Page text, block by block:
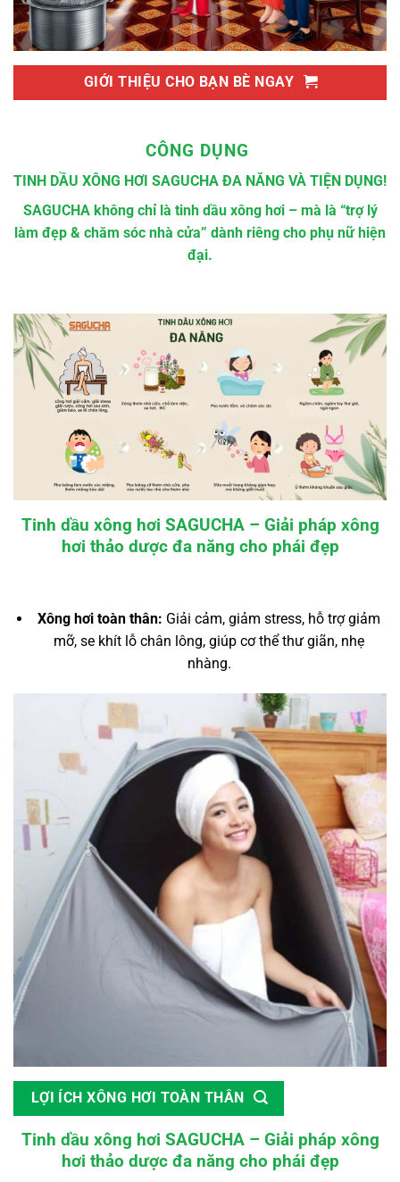
GIỚI THIỆU CHO BẠN BÈ NGAY
CÔNG DỤNG
TINH DẦU XÔNG HƠI SAGUCHA ĐA NĂNG VÀ TIỆN DỤNG!
SAGUCHA không chỉ là tinh dầu xông hơi – mà là “trợ lý
làm đẹp & chăm sóc nhà cửa” dành riêng cho phụ nữ hiện
đại.
Tinh dầu xông hơi SAGUCHA – Giải pháp xông
hơi thảo dược đa năng cho phái đẹp
Xông hơi toàn thân: Giải cảm, giảm stress, hỗ trợ giảm
mỡ, se khít lỗ chân lông, giúp cơ thể thư giãn, nhẹ
nhàng.
LỢI ÍCH XÔNG HƠI TOÀN THÂN
Tinh dầu xông hơi SAGUCHA – Giải pháp xông
hơi thảo dược đa năng cho phái đẹp